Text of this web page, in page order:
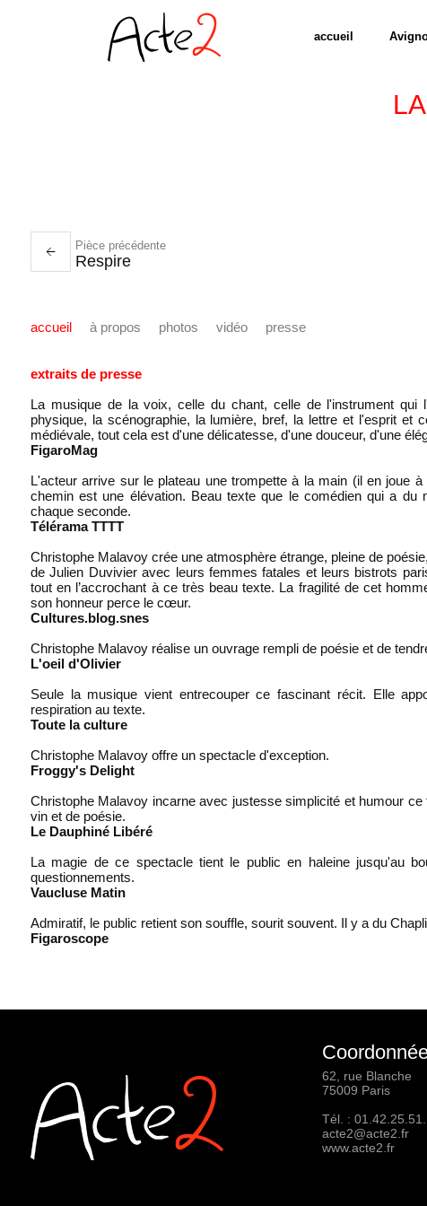
accueil
Pièce précédente
Respire
accueil à propos photos vidéo presse
extraits de presse
La musique de la voix, celle du chant, celle de l'instrument qui
physique, la scénographie, la lumière, bref, la lettre et l'esprit et
médiévale, tout cela est d'une délicatesse, d'une douceur, d'une
FigaroMag
L'acteur arrive sur le plateau une trompette à la main (il en joue à
chemin est une élévation. Beau texte que le comédien qui a
chaque seconde.
Télérama TTTT
Christophe Malavoy crée une atmosphère étrange, pleine de
de Julien Duvivier avec leurs femmes fatales et leurs bistrots
tout en l’accrochant à ce très beau texte. La fragilité de cet
son honneur perce le cœur.
Cultures.blog.snes
Christophe Malavoy réalise un ouvrage rempli de poésie et de
L'oeil d'Olivier
Seule la musique vient entrecouper ce fascinant récit. Elle
respiration au texte.
Toute la culture
Christophe Malavoy offre un spectacle d'exception.
Froggy's Delight
Christophe Malavoy incarne avec justesse simplicité et humour
vin et de poésie.
Le Dauphiné Libéré
La magie de ce spectacle tient le public en haleine jusqu'au
questionnements.
Vaucluse Matin
Admiratif, le public retient son souffle, sourit souvent. Il y a du
Figaroscope
62, rue Blanche
75009 Paris
Tél. :
acte2@acte2.fr
www.acte2.fr